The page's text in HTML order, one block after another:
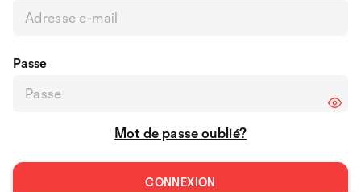
Passe
Mot de passe oublié?